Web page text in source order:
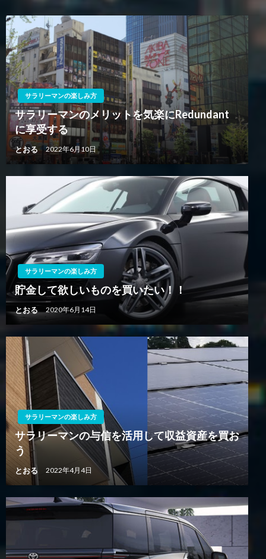
ョ
ン
サラリーマンの楽しみ方
サラリーマンのメリットを気楽にRedundant
に享受する
とおる 2022年6月10日
サラリーマンの楽しみ方
貯金して欲しいものを買いたい！！
とおる 2020年6月14日
サラリーマンの楽しみ方
サラリーマンの与信を活用して収益資産を買お
う
とおる 2022年4月4日